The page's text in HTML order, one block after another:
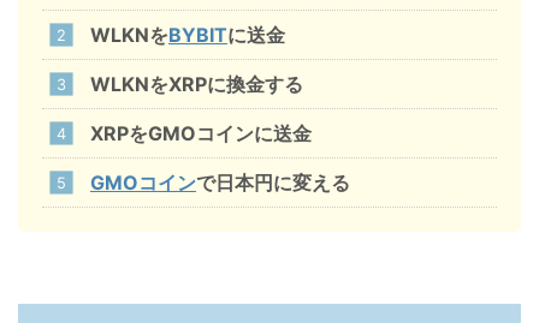
WLKNをBYBITに送金
WLKNをXRPに換金する
XRPをGMOコインに送金
GMOコインで日本円に変える